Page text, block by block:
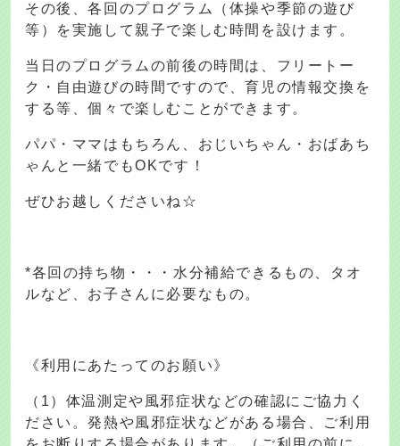
その後、各回のプログラム（体操や季節の遊び
等）を実施して親子で楽しむ時間を設けます。
当日のプログラムの前後の時間は、フリートー
ク・自由遊びの時間ですので、育児の情報交換を
する等、個々で楽しむことができます。
パパ・ママはもちろん、おじいちゃん・おばあち
ゃんと一緒でもOKです！
ぜひお越しくださいね☆
*各回の持ち物・・・水分補給できるもの、タオ
ルなど、お子さんに必要なもの。
《利用にあたってのお願い》
（1）体温測定や風邪症状などの確認にご協力く
ださい。発熱や風邪症状などがある場合、ご利用